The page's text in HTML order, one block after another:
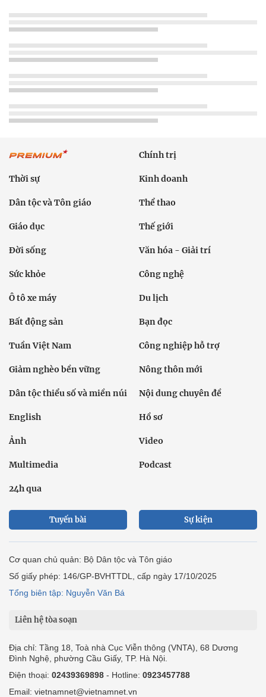
Chính trị
Thời sự Kinh doanh
Dân tộc và Tôn giáo Thể thao
Giáo dục Thế giới
Đời sống Văn hóa - Giải trí
Sức khỏe Công nghệ
Ô tô xe máy Du lịch
Bất động sản Bạn đọc
Tuần Việt Nam Công nghiệp hỗ trợ
Giảm nghèo bền vững Nông thôn mới
Dân tộc thiểu số và miền núi Nội dung chuyên đề
English Hồ sơ
Ảnh Video
Multimedia Podcast
24h qua
Tuyến bài Sự kiện
Cơ quan chủ quản: Bộ Dân tộc và Tôn giáo
Số giấy phép: 146/GP-BVHTTDL, cấp ngày 17/10/2025
Tổng biên tập: Nguyễn Văn Bá
Liên hệ tòa soạn
Địa chỉ: Tầng 18, Toà nhà Cục Viễn thông (VNTA), 68 Dương
Đình Nghệ, phường Cầu Giấy, TP. Hà Nội.
Điện thoại: 02439369898 - Hotline: 0923457788
Email: vietnamnet@vietnamnet.vn